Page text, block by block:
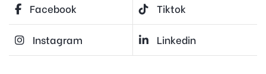
Facebook Tiktok
Instagram Linkedin